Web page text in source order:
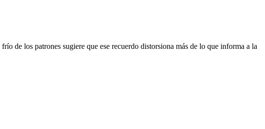
de los patrones sugiere que ese recuerdo distorsiona más de lo que informa a la